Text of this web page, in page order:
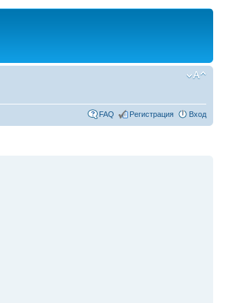
FAQ Регистрация Вход